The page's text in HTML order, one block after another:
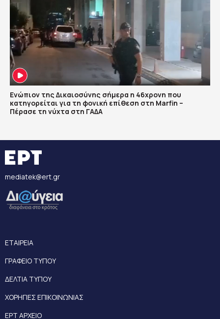
Ενώπιον της Δικαιοσύνης σήμερα η 46χρονη που
κατηγορείται για τη φονική επίθεση στη Marfin –
Πέρασε τη νύχτα στη ΓΑΔΑ
mediatek@ert.gr
ΕΤΑΙΡΕΙΑ
ΓΡΑΦΕΙΟ ΤΥΠΟΥ
ΔΕΛΤΙΑ ΤΥΠΟΥ
ΧΟΡΗΓΙΕΣ ΕΠΙΚΟΙΝΩΝΙΑΣ
ΕΡΤ ΑΡΧΕΙΟ